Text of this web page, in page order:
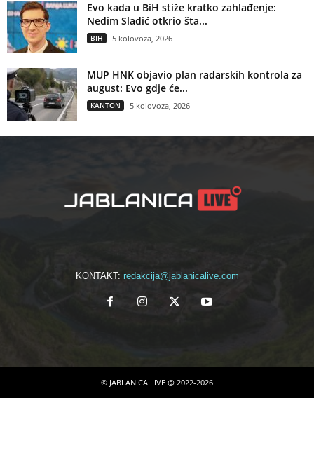
Evo kada u BiH stiže kratko zahlađenje:
Nedim Sladić otkrio šta...
BIH 5 kolovoza, 2026
MUP HNK objavio plan radarskih kontrola za
august: Evo gdje će...
KANTON 5 kolovoza, 2026
KONTAKT: redakcija@jablanicalive.com
© JABLANICA LIVE @ 2022-2026